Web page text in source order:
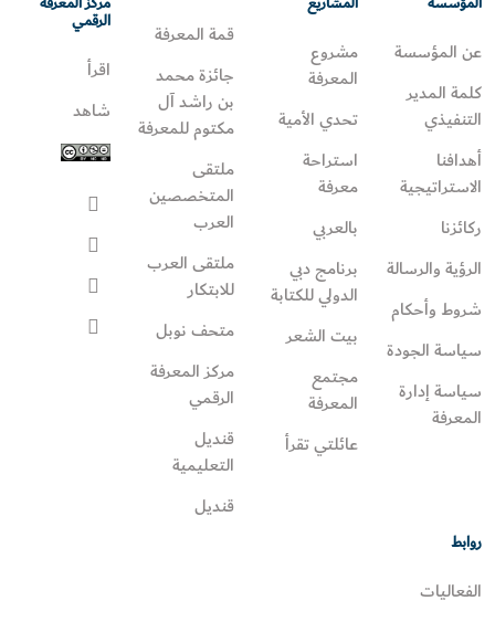
عن المؤسسة
كلمة المدير
التنفيذي
أهدافنا
الاستراتيجية
ركائزنا
الرؤية والرسالة
شروط وأحكام
سياسة الجودة
سياسة إدارة
المعرفة
مشروع
المعرفة
تحدي الأمية
استراحة
معرفة
بالعربي
برنامج دبي
الدولي للكتابة
بيت الشعر
مجتمع
المعرفة
عائلتي تقرأ‎
قمة المعرفة
جائزة محمد
بن راشد آل
مكتوم للمعرفة
ملتقى
المتخصصين
العرب
ملتقى العرب
للابتكار
متحف نوبل
مركز المعرفة
الرقمي
قنديل
التعليمية
قنديل
الرقمي
اقرأ
شاهد
روابط
الفعاليات